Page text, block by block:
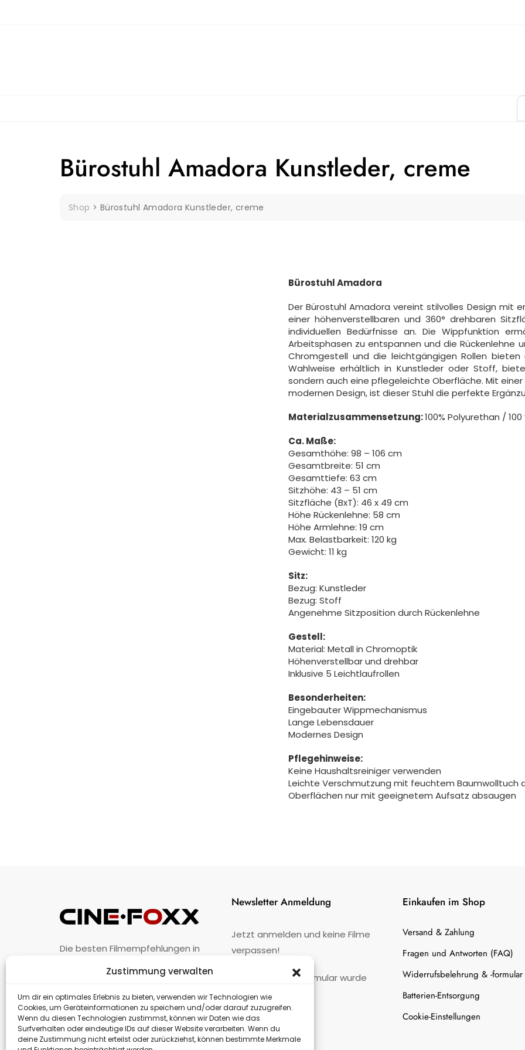
Zustimmung verwalten
Um dir ein optimales Erlebnis zu bieten, verwenden wir Technologien wie
Cookies, um Geräteinformationen zu speichern und/oder darauf zuzugreifen.
Wenn du diesen Technologien zustimmst, können wir Daten wie das
Surfverhalten oder eindeutige IDs auf dieser Website verarbeiten. Wenn du
deine Zustimmung nicht erteilst oder zurückziehst, können bestimmte Merkmale
Bürostuhl Amadora Kunstleder, creme
Shop > Bürostuhl Amadora Kunstleder, creme
Bürostuhl Amadora
Der Bürostuhl Amadora vereint stilvolles Design mit
einer höhenverstellbaren und 360° drehbaren
individuellen Bedürfnisse an. Die Wippfunktion
Arbeitsphasen zu entspannen und die Rückenlehne
Chromgestell und die leichtgängigen Rollen
Wahlweise erhältlich in Kunstleder oder Stoff,
sondern auch eine pflegeleichte Oberfläche. Mit
modernen Design, ist dieser Stuhl die perfekte
Materialzusammensetzung:100% Polyurethan /
Ca. Maße:
Gesamthöhe: 98 – 106 cm
Gesamtbreite: 51 cm
Gesamttiefe: 63 cm
Sitzhöhe: 43 – 51 cm
Sitzfläche (BxT): 46 x 49 cm
Höhe Rückenlehne: 58 cm
Höhe Armlehne: 19 cm
Max. Belastbarkeit: 120 kg
Gewicht: 11 kg
Sitz:
Bezug: Kunstleder
Bezug: Stoff
Angenehme Sitzposition durch Rückenlehne
Gestell:
Material: Metall in Chromoptik
Höhenverstellbar und drehbar
Inklusive 5 Leichtlaufrollen
Besonderheiten:
Eingebauter Wippmechanismus
Lange Lebensdauer
Modernes Design
Pflegehinweise:
Keine Haushaltsreiniger verwenden
Leichte Verschmutzung mit feuchtem Baumwolltuch
Oberflächen nur mit geeignetem Aufsatz absaugen
Die besten Filmempfehlungen in
Unternehmen · Impressum · Kontakt
Newsletter Anmeldung
Jetzt anmelden und keine Filme
verpassen!
Kontaktformular wurde
nicht gefunden.
Einkaufen im Shop
Versand & Zahlung
Fragen und Antworten (FAQ)
Widerrufsbelehrung & -formular
Batterien-Entsorgung
Cookie-Einstellungen